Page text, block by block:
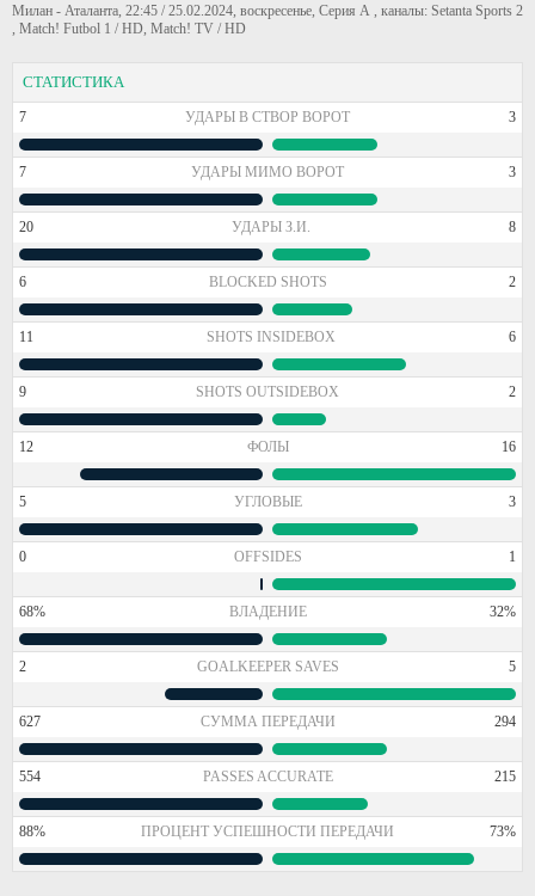
Милан - Аталанта, 22:45 / 25.02.2024, воскресенье, Серия А , каналы: Setanta Sports 2
, Match! Futbol 1 / HD, Match! TV / HD
СТАТИСТИКА
7 УДАРЫ В СТВОР ВОРОТ 3
7 УДАРЫ МИМО ВОРОТ 3
20 УДАРЫ З.И. 8
6 BLOCKED SHOTS 2
11 SHOTS INSIDEBOX 6
9 SHOTS OUTSIDEBOX 2
12 ФОЛЫ 16
5 УГЛОВЫЕ 3
0 OFFSIDES 1
68% ВЛАДЕНИЕ 32%
2 GOALKEEPER SAVES 5
627 СУММА ПЕРЕДАЧИ 294
554 PASSES ACCURATE 215
88% ПРОЦЕНТ УСПЕШНОСТИ ПЕРЕДАЧИ 73%